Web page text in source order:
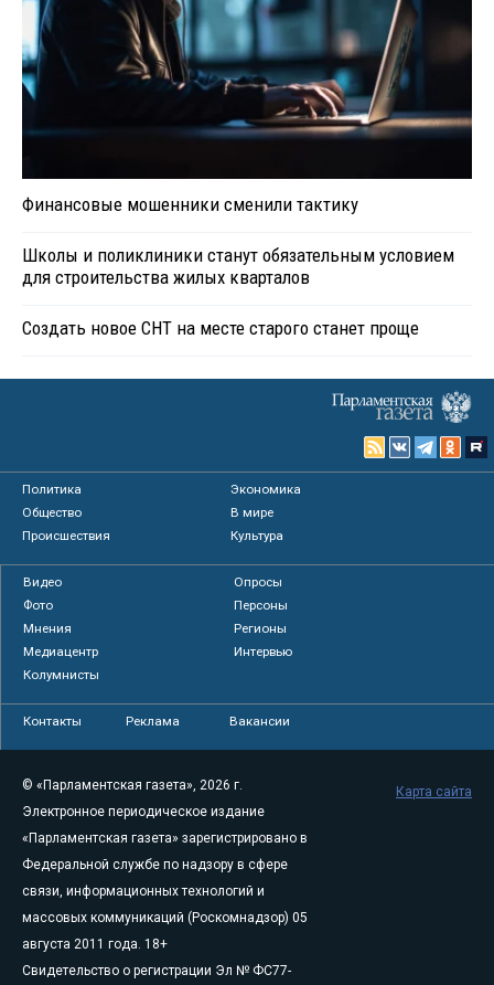
Финансовые мошенники сменили тактику
Школы и поликлиники станут обязательным условием
для строительства жилых кварталов
Создать новое СНТ на месте старого станет проще
Политика
Экономика
Общество
В мире
Происшествия
Культура
Видео
Опросы
Фото
Персоны
Мнения
Регионы
Медиацентр
Интервью
Колумнисты
Контакты Реклама Вакансии
© «Парламентская газета», 2026 г.
Электронное периодическое издание
«Парламентская газета» зарегистрировано в
Федеральной службе по надзору в сфере
связи, информационных технологий и
массовых коммуникаций (Роскомнадзор) 05
августа 2011 года. 18+
Свидетельство о регистрации Эл № ФС77-
Карта сайта